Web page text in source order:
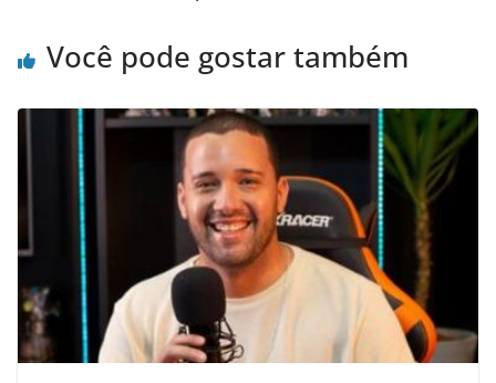
Você pode gostar também